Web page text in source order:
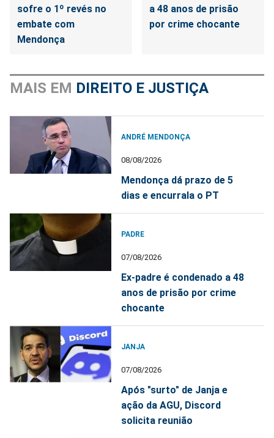
sofre o 1º revés no
embate com
Mendonça
a 48 anos de prisão
por crime chocante
MAIS EM DIREITO E JUSTIÇA
ANDRÉ MENDONÇA
08/08/2026
Mendonça dá prazo de 5
dias e encurrala o PT
PADRE
07/08/2026
Ex-padre é condenado a 48
anos de prisão por crime
chocante
JANJA
07/08/2026
Após "surto" de Janja e
ação da AGU, Discord
solicita reunião